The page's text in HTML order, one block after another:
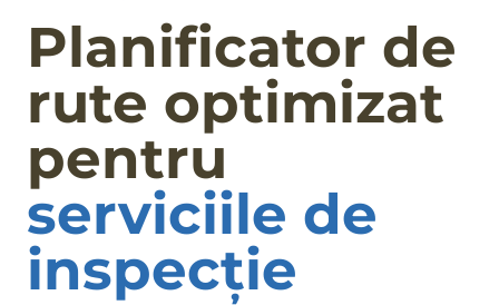
Planificator de
rute optimizat
pentru
serviciile de
inspecție